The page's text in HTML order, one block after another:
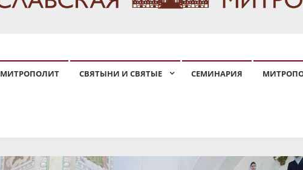
МИТРОПОЛИТ СВЯТЫНИ И СВЯТЫЕ СЕМИНАРИЯ